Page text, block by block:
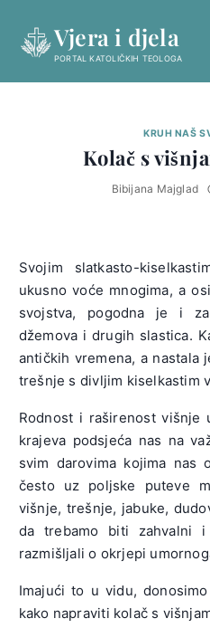
content
Vjera i djela
PORTAL KATOLIČKIH TEOLOGA
KRUH NAŠ
Kolač s
Bibijana Majglad
Svojim slatkasto-
ukusno voće mnogima, a
svojstva, pogodna je i
džemova i drugih slastica.
antičkih vremena, a nastala
trešnje s divljim kiselkastim
Rodnost i raširenost višnje
krajeva podsjeća nas na
svim darovima kojima nas
često uz poljske puteve
višnje, trešnje, jabuke,
da trebamo biti zahvalni
razmišljali o okrjepi
Imajući to u vidu,
kako napraviti kolač s